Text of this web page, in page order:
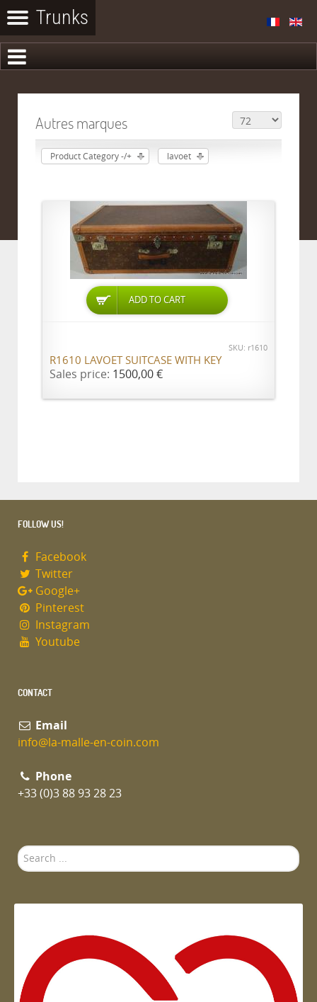
Autres marques
Product Category -/+ lavoet
ADD TO CART
SKU: r1610
R1610 LAVOET SUITCASE WITH KEY
Sales price: 1500,00 €
FOLLOW US!
Facebook
Twitter
Google+
Pinterest
Instagram
Youtube
CONTACT
Email
info@la-malle-en-coin.com
Phone
+33 (0)3 88 93 28 23
Search
...